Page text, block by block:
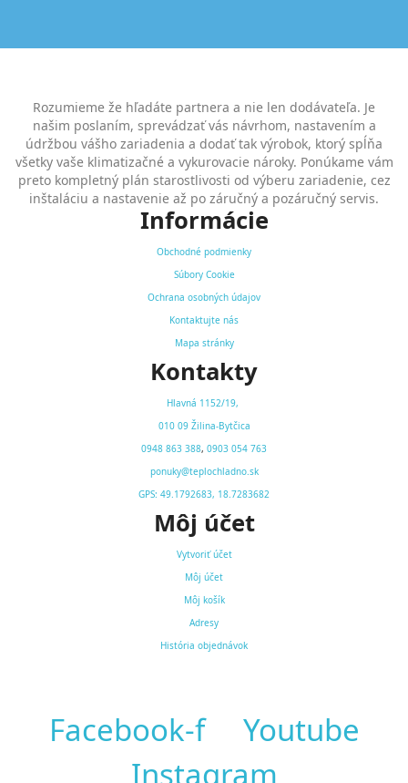
Rozumieme že hľadáte partnera a nie len dodávateľa. Je
našim poslaním, sprevádzať vás návrhom, nastavením a
údržbou vášho zariadenia a dodať tak výrobok, ktorý spĺňa
všetky vaše klimatizačné a vykurovacie nároky. Ponúkame vám
preto kompletný plán starostlivosti od výberu zariadenie, cez
inštaláciu a nastavenie až po záručný a pozáručný servis.
Informácie
Obchodné podmienky
Súbory Cookie
Ochrana osobných údajov
Kontaktujte nás
Mapa stránky
Kontakty
Hlavná 1152/19,
010 09 Žilina-Bytčica
0948 863 388, 0903 054 763
ponuky@teplochladno.sk
GPS: 49.1792683, 18.7283682
Môj účet
Vytvoriť účet
Môj účet
Môj košík
Adresy
História objednávok
Facebook-f
Youtube
Instagram